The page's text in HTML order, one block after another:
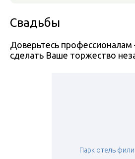
Свадьбы
Доверьтесь
сделать Ваше торжество
Парк отель